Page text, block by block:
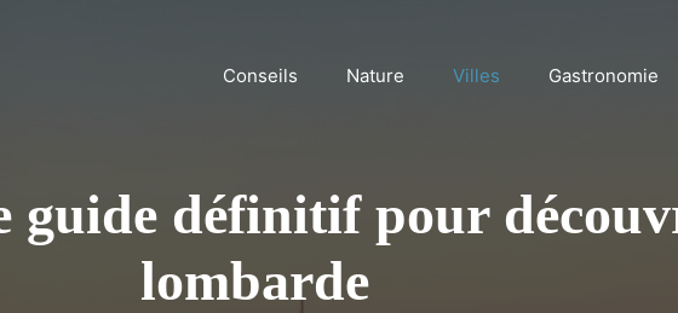
Conseils Nature Villes Gastronomie
guide définitif pour
lombarde